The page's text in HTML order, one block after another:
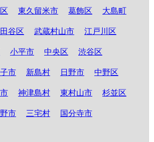
東久留米市 葛飾区 大島町
谷区 武蔵村山市 江戸川区
小平市 中央区 渋谷区
市 新島村 日野市 中野区
神津島村 東村山市 杉並区
市 三宅村 国分寺市